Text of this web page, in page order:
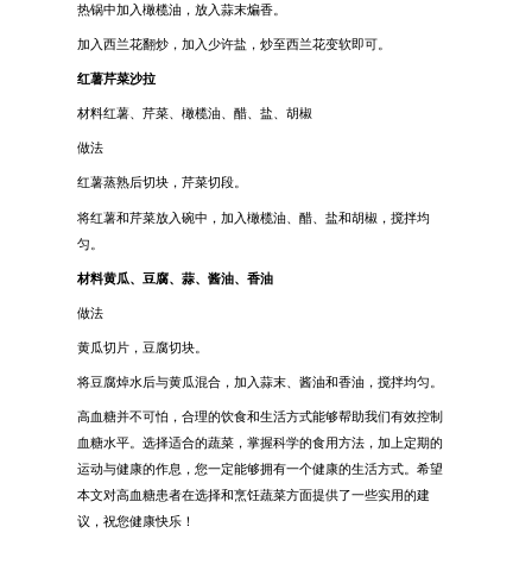
热锅中加入橄榄油，放入蒜末煸香。
加入西兰花翻炒，加入少许盐，炒至西兰花变软即可。
红薯芹菜沙拉
材料红薯、芹菜、橄榄油、醋、盐、胡椒
做法
红薯蒸熟后切块，芹菜切段。
将红薯和芹菜放入碗中，加入橄榄油、醋、盐和胡椒，搅拌均
匀。
材料黄瓜、豆腐、蒜、酱油、香油
做法
黄瓜切片，豆腐切块。
将豆腐焯水后与黄瓜混合，加入蒜末、酱油和香油，搅拌均匀。
高血糖并不可怕，合理的饮食和生活方式能够帮助我们有效控制
血糖水平。选择适合的蔬菜，掌握科学的食用方法，加上定期的
运动与健康的作息，您一定能够拥有一个健康的生活方式。希望
本文对高血糖患者在选择和烹饪蔬菜方面提供了一些实用的建
议，祝您健康快乐！